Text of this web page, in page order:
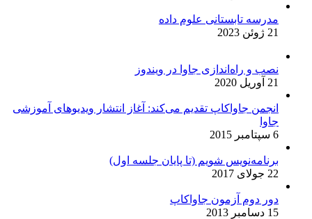
مدرسه تابستانی علوم داده
21 ژوئن 2023
نصب و راه‌اندازی جاوا در ویندوز
21 آوریل 2020
انجمن جاواکاپ تقدیم می‌کند: آغاز انتشار ویدیوهای آموزشی
جاوا
6 سپتامبر 2015
برنامه‌نویس شویم (تا پایان جلسه اول)
22 جولای 2017
دور دوم آزمون جاواکاپ
15 دسامبر 2013